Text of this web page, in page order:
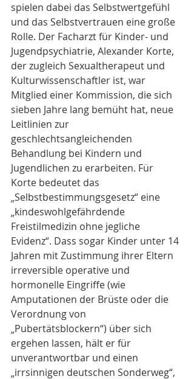
spielen dabei das Selbstwertgefühl
und das Selbstvertrauen eine große
Rolle. Der Facharzt für Kinder- und
Jugendpsychiatrie, Alexander Korte,
der zugleich Sexualtherapeut und
Kulturwissenschaftler ist, war
Mitglied einer Kommission, die sich
sieben Jahre lang bemüht hat, neue
Leitlinien zur
geschlechtsangleichenden
Behandlung bei Kindern und
Jugendlichen zu erarbeiten. Für
Korte bedeutet das
„Selbstbestimmungsgesetz“ eine
„kindeswohlgefährdende
Freistilmedizin ohne jegliche
Evidenz“. Dass sogar Kinder unter 14
Jahren mit Zustimmung ihrer Eltern
irreversible operative und
hormonelle Eingriffe (wie
Amputationen der Brüste oder die
Verordnung von
„Pubertätsblockern“) über sich
ergehen lassen, hält er für
unverantwortbar und einen
„irrsinnigen deutschen Sonderweg“,